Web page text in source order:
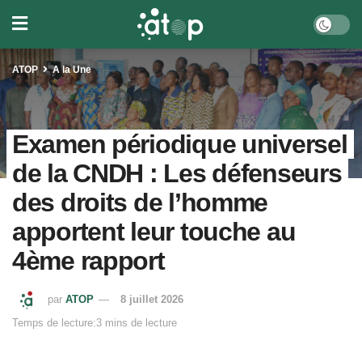
ATOP A la Une
Examen périodique universel
de la CNDH : Les défenseurs
des droits de l’homme
apportent leur touche au
4ème rapport
par ATOP
8 juillet 2026
Temps de lecture:3 mins de lecture